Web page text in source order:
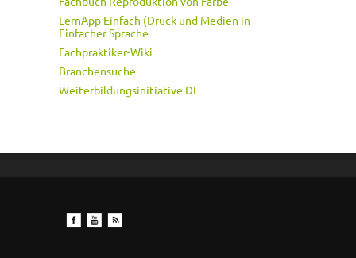
LernApp Einfach (Druck und Medien in
Einfacher Sprache
Fachpraktiker-Wiki
Branchensuche
Weiterbildungsinitiative DI